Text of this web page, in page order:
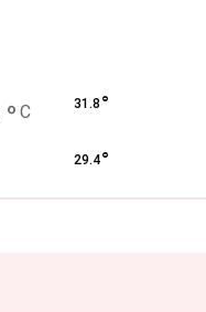
° C 31.8 °
29.4°